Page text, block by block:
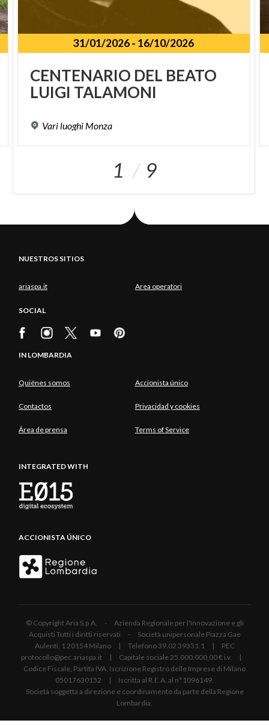
31/01/2026- 16/10/2026
CENTENARIO DEL BEATO
LUIGI TALAMONI
Vari luoghi Monza
1 9
NUESTROS SITIOS
ariaspa.it Area operatori
SOCIAL
IN LOMBARDIA
Quiénes somos Accionista único
Contactos Privacidad y cookies
Área de prensa Terms of Service
INTEGRATED WITH
ACCIONISTA ÚNICO
© Copyright Aria S.p.A. - Azienda Regionale per l'Innovazione e gli
Acquisti Tutti i diritti riservati - Società unipersonale Piazza Gae
Aulenti, 1 20154 Milano | Telefono 39.02 39331.1 | PEC
protocollo@pec.ariaspa.it | Capitale sociale 25.000.000,00 € i.v. |
Codice Fiscale, Partita IVA, Iscrizione Registro delle Imprese di Milano
05017630152 | Iscritta al R.E.A. al n°1096149.
Società soggetta a direzione e coordinamento da parte della Regione
Lombardia.